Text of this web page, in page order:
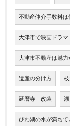
不動産仲介手数料
大津市で映画ドラマ
大津市不動産は魅力
遺産の分け方
延暦寺 改装
びわ湖の水が満ちて